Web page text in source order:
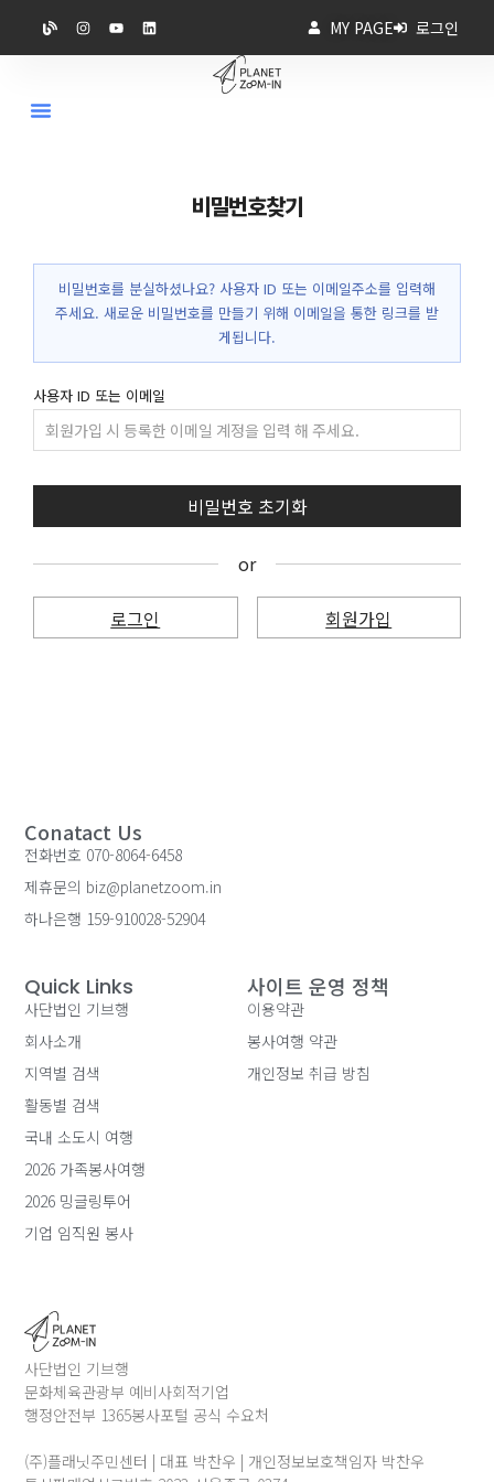
로그인
MY PAGE
비밀번호찾기
비밀번호를 분실하셨나요? 사용자 ID 또는 이메일주소를 입력해
주세요. 새로운 비밀번호를 만들기 위해 이메일을 통한 링크를 받
게됩니다.
사용자 ID 또는 이메일
or
로그인 회원가입
사단법인 기브행
문화체육관광부 예비사회적기업
행정안전부 1365봉사포털 공식 수요처
(주)플래닛주민센터 | 대표 박찬우 | 개인정보보호책임자 박찬우
사이트 운영 정책
이용약관
봉사여행 약관
개인정보 취급 방침
Quick Links
사단법인 기브행
회사소개
지역별 검색
활동별 검색
국내 소도시 여행
2026 가족봉사여행
2026 밍글링투어
기업 임직원 봉사
Conatact Us
전화번호 070-8064-6458
제휴문의 biz@planetzoom.in
하나은행 159-910028-52904